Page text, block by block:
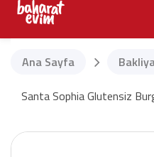
Ana Sayfa
Santa Sophia Glutensiz